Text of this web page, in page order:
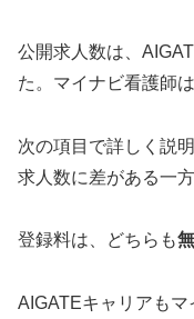
公開求人数は、
た。マイナビ看護師は
次の項目で詳しく説
求人数に差がある一
登録料は、どちらも
AIGATEキャリアも